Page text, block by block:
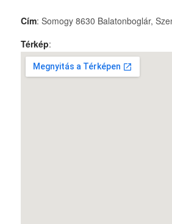
Cím: Somogy 8630 Balatonboglár,
Térkép: